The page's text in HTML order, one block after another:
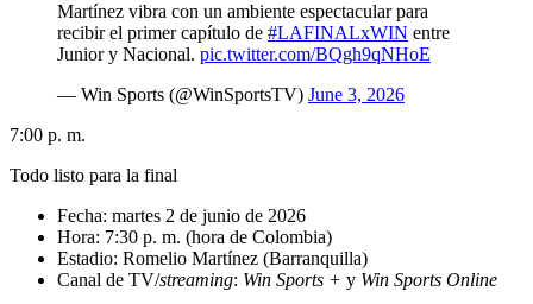
Martínez vibra con un ambiente espectacular para
recibir el primer capítulo de #LAFINALxWIN entre
Junior y Nacional. pic.twitter.com/BQgh9qNHoE
— Win Sports (@WinSportsTV) June 3, 2026
7:00 p. m.
Todo listo para la final
Fecha: martes 2 de junio de 2026
Hora: 7:30 p. m. (hora de Colombia)
Estadio: Romelio Martínez (Barranquilla)
Canal de TV/streaming: Win Sports + y Win Sports Online